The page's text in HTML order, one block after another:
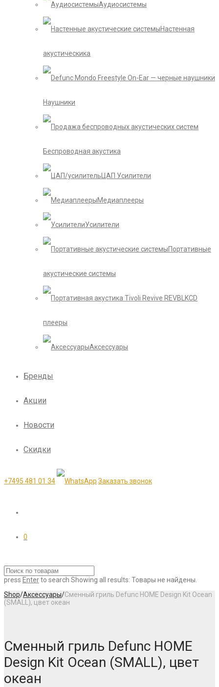
Аудиосистемы
Настенная
акустическика
Наушники
Беспроводная акустика
ЦАП Усилители
Медиаплееры
Усилители
Портативные
акустические системы
CD
плееры
Аксессуары
Бренды
Акции
Новости
Скидки
+7495 481 01 34 Заказать звонок
0
press Enterto search Showing all results: Товары не найдены.
Shop/Аксессуары/Сменный гриль Defunc HOME Design Kit Ocean
(SMALL), цвет океан
Сменный гриль Defunc HOME
Design Kit Ocean (SMALL), цвет
океан